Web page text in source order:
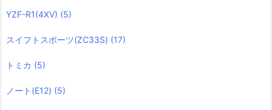
YZF-R1(4XV) (5)
スイフトスポーツ(ZC33S) (17)
トミカ (5)
ノート(E12) (5)